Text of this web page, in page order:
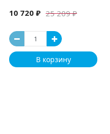
25 209 ₽
10 720 ₽
В корзину